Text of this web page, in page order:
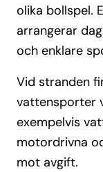
olika bollspel.
arrangerar
och enklare
Vid stranden
vattensporter
exempelvis
motordrivna
mot avgift.